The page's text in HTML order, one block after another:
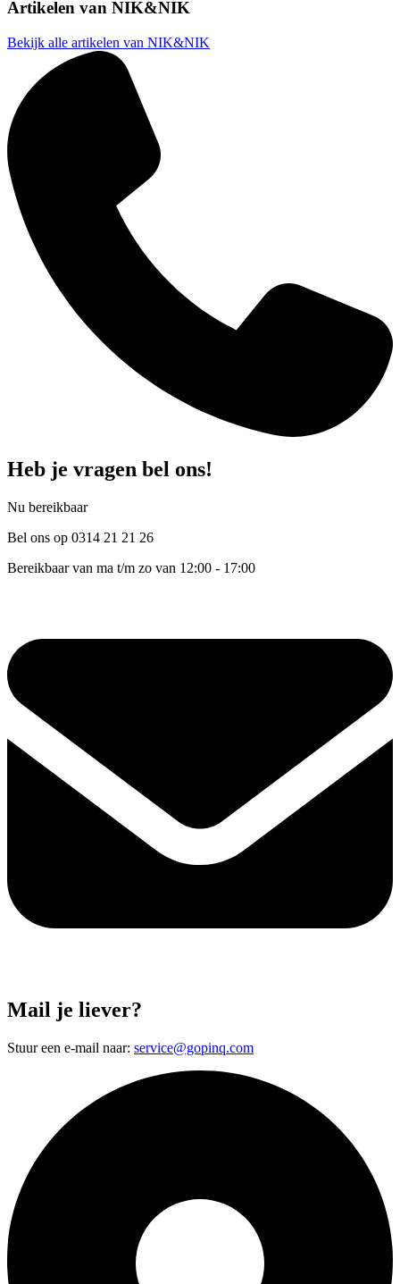
Artikelen van NIK&NIK
Bekijk alle artikelen van NIK&NIK
Heb je vragen bel ons!
Nu bereikbaar
Bel ons op 0314 21 21 26
Bereikbaar van ma t/m zo van 12:00 - 17:00
Mail je liever?
Stuur een e-mail naar: service@gopinq.com